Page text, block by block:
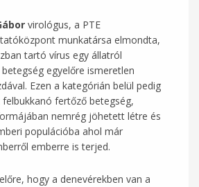
virológus, a PTE
munkatársa elmondta,
tartó vírus egy állatról
egyelőre ismeretlen
Ezen a kategórián belül pedig
fertőző betegség,
nemrég jöhetett létre és
populációba ahol már
emberre is terjed.
hogy a denevérekben van a